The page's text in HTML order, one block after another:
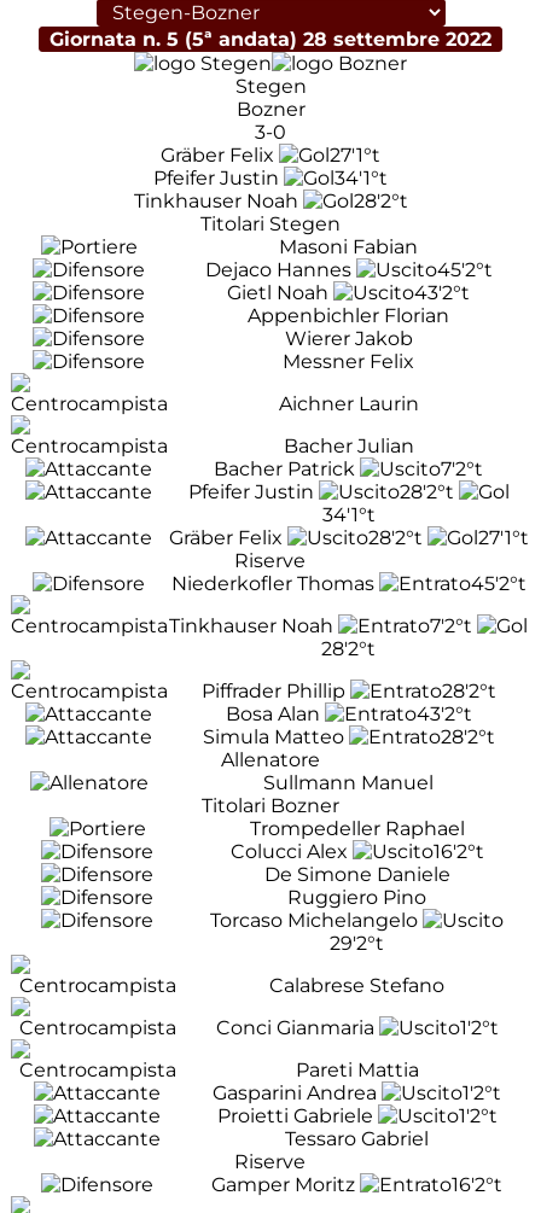
Giornata n. 5 (5ª andata) 28 settembre 2022
Stegen
Bozner
3-0
Gräber Felix
27'1°t
Pfeifer Justin
34'1°t
Tinkhauser Noah
28'2°t
Titolari Stegen
Masoni Fabian
Dejaco Hannes
45'2°t
Gietl Noah
43'2°t
Appenbichler Florian
Wierer Jakob
Messner Felix
Aichner Laurin
Bacher Julian
Bacher Patrick
7'2°t
Pfeifer Justin
28'2°t
34'1°t
Gräber Felix
28'2°t 27'1°t
Riserve
Niederkofler Thomas
45'2°t
Tinkhauser Noah
7'2°t
28'2°t
Piffrader Phillip
28'2°t
Bosa Alan
43'2°t
Simula Matteo
28'2°t
Allenatore
Sullmann Manuel
Titolari Bozner
Trompedeller Raphael
Colucci Alex
16'2°t
De Simone Daniele
Ruggiero Pino
Torcaso Michelangelo
29'2°t
Calabrese Stefano
Conci Gianmaria
1'2°t
Pareti Mattia
Gasparini Andrea
1'2°t
Proietti Gabriele
1'2°t
Tessaro Gabriel
Riserve
Gamper Moritz
16'2°t